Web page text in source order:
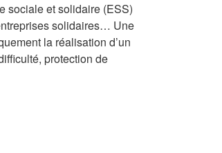
sociale et solidaire (ESS)
solidaires… Une
la réalisation d’un
protection de